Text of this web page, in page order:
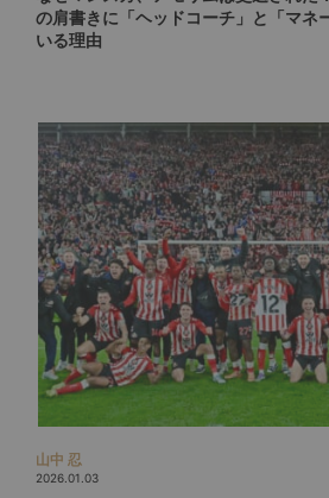
の肩書きに「ヘッドコーチ」と「マネ
いる理由
山中 忍
2026.01.03